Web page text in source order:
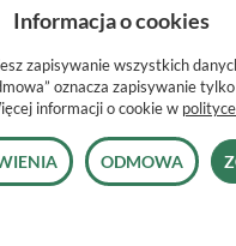
kształt nawet w
Gdy będą miały
w każdym rodzaju
cykliczne
się, nie zapadają w
Informacja o cookies
zapisywanie wszystkich
oznacza zapisywanie
informacji o cookie w
ODMOWA